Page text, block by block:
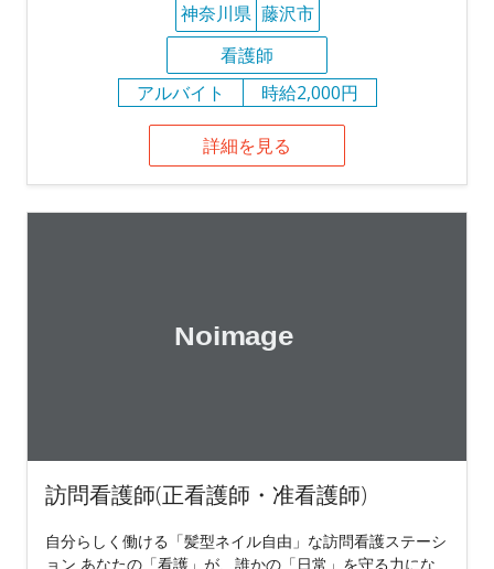
神奈川県 藤沢市
看護師
アルバイト
時給2,000円
詳細を見る
訪問看護師(正看護師・准看護師)
自分らしく働ける「髪型ネイル自由」な訪問看護ステーシ
ョン あなたの「看護」が、誰かの「日常」を守る力にな